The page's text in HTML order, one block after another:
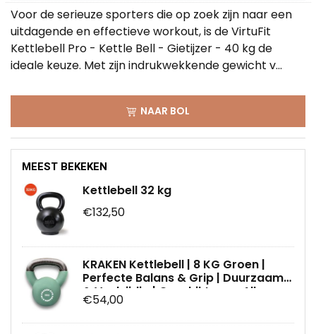
Voor de serieuze sporters die op zoek zijn naar een
uitdagende en effectieve workout, is de VirtuFit
Kettlebell Pro - Kettle Bell - Gietijzer - 40 kg de
ideale keuze. Met zijn indrukwekkende gewicht v...
NAAR BOL
MEEST BEKEKEN
Kettlebell 32 kg
€132,50
KRAKEN Kettlebell | 8 KG Groen |
Perfecte Balans & Grip | Duurzaam
& Veelzijdig | Geschikt voor Alle
Oefeningen | Modern Design
€54,00